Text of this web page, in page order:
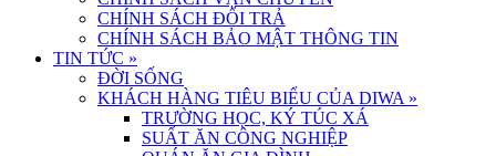
CHÍNH SÁCH ĐỔI TRẢ
CHÍNH SÁCH BẢO MẬT THÔNG TIN
TIN TỨC »
ĐỜI SỐNG
KHÁCH HÀNG TIÊU BIỂU CỦA DIWA »
TRƯỜNG HỌC, KÝ TÚC XÁ
SUẤT ĂN CÔNG NGHIỆP